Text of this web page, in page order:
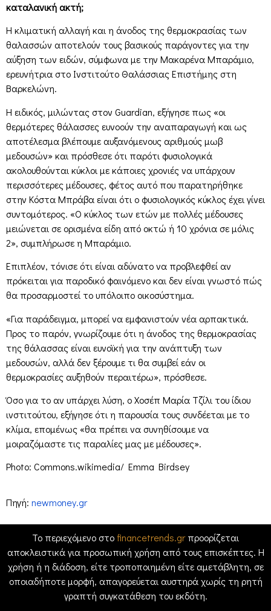
καταλανική ακτή;
Η κλιματική αλλαγή και η άνοδος της θερμοκρασίας των
θαλασσών αποτελούν τους βασικούς παράγοντες για την
αύξηση των ειδών, σύμφωνα με την Μακαρένα Μπαράμιο,
ερευνήτρια στο Ινστιτούτο Θαλάσσιας Επιστήμης στη
Βαρκελώνη.
Η ειδικός, μιλώντας στον Guardian, εξήγησε πως «οι
θερμότερες θάλασσες ευνοούν την αναπαραγωγή και ως
αποτέλεσμα βλέπουμε αυξανόμενους αριθμούς μωβ
μεδουσών» και πρόσθεσε ότι παρότι φυσιολογικά
ακολουθούνται κύκλοι με κάποιες χρονιές να υπάρχουν
περισσότερες μέδουσες, φέτος αυτό που παρατηρήθηκε
στην Κόστα Μπράβα είναι ότι ο φυσιολογικός κύκλος έχει γίνει
συντομότερος. «Ο κύκλος των ετών με πολλές μέδουσες
μειώνεται σε ορισμένα είδη από οκτώ ή 10 χρόνια σε μόλις
2», συμπλήρωσε η Μπαράμιο.
Επιπλέον, τόνισε ότι είναι αδύνατο να προβλεφθεί αν
πρόκειται για παροδικό φαινόμενο και δεν είναι γνωστό πώς
θα προσαρμοστεί το υπόλοιπο οικοσύστημα.
«Για παράδειγμα, μπορεί να εμφανιστούν νέα αρπακτικά.
Προς το παρόν, γνωρίζουμε ότι η άνοδος της θερμοκρασίας
της θάλασσας είναι ευνοϊκή για την ανάπτυξη των
μεδουσών, αλλά δεν ξέρουμε τι θα συμβεί εάν οι
θερμοκρασίες αυξηθούν περαιτέρω», πρόσθεσε.
Όσο για το αν υπάρχει λύση, ο Χοσέπ Μαρία Τζίλι του ίδιου
ινστιτούτου, εξήγησε ότι η παρουσία τους συνδέεται με το
κλίμα, επομένως «θα πρέπει να συνηθίσουμε να
μοιραζόμαστε τις παραλίες μας με μέδουσες».
Photo: Commons.wikimedia/ Emma Birdsey
Πηγή: newmoney.gr
Το περιεχόμενο στο financetrends.grπροορίζεται
αποκλειστικά για προσωπική χρήση από τους επισκέπτες. Η
χρήση ή η διάδοση, είτε τροποποιημένη είτε αμετάβλητη, σε
οποιαδήποτε μορφή, απαγορεύεται αυστηρά χωρίς τη ρητή
γραπτή συγκατάθεση του εκδότη.